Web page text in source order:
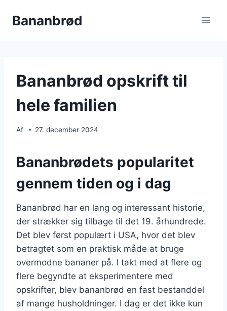
Bananbrød
Bananbrød opskrift til
hele familien
Af 27. december 2024
Bananbrødets popularitet
gennem tiden og i dag
Bananbrød har en lang og interessant historie,
der strækker sig tilbage til det 19. århundrede.
Det blev først populært i USA, hvor det blev
betragtet som en praktisk måde at bruge
overmodne bananer på. I takt med at flere og
flere begyndte at eksperimentere med
opskrifter, blev bananbrød en fast bestanddel
af mange husholdninger. I dag er det ikke kun